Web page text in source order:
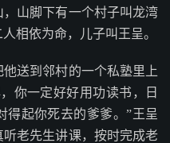
山脚下有一个村子叫龙湾
相依为命，儿子叫王呈。
送到邻村的一个私塾里上
你一定好好用功读书，日
得起你死去的爹爹。”王呈
老先生讲课，按时完成老